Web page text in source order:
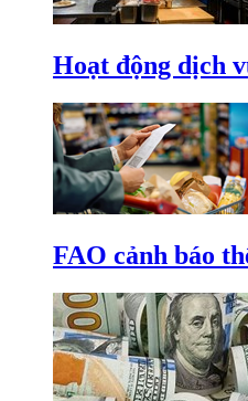
Hoạt động dịch
FAO cảnh báo